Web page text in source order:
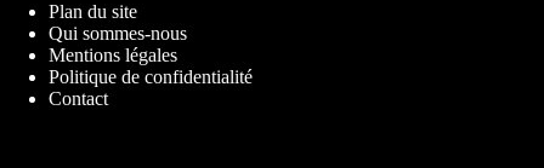
Plan du site
Qui sommes-nous
Mentions légales
Politique de confidentialité
Contact